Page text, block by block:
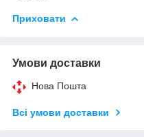
Приховати
Умови доставки
Нова Пошта
Всі умови доставки